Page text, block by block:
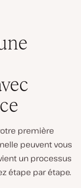
première
peuvent vous
un processus
étape par étape.